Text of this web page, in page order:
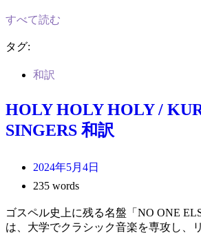
すべて読む
タグ:
和訳
HOLY HOLY HOLY /
SINGERS 和訳
2024年5月4日
235 words
ゴスペル史上に残る名盤「NO ONE
は、大学でクラシック音楽を専攻し、